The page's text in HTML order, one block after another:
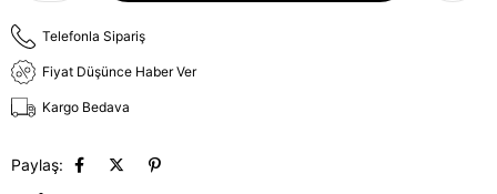
Telefonla Sipariş
Fiyat Düşünce Haber Ver
Kargo Bedava
Paylaş: